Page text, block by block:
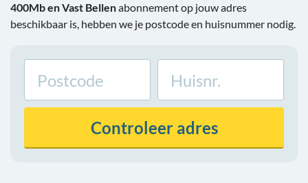
400Mb en Vast Bellenabonnement op jouw adres
beschikbaar is, hebben we je postcode en huisnummer nodig.
Controleeradres